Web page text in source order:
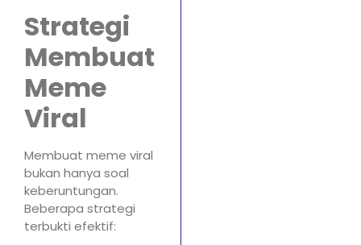
Strategi
Membuat
Meme
Viral
Membuat meme viral
bukan hanya soal
keberuntungan.
Beberapa strategi
terbukti efektif: